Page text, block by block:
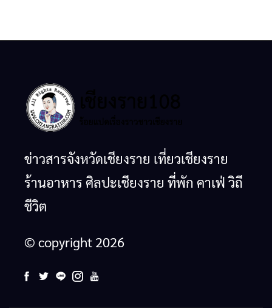
ข่าวสารจังหวัดเชียงราย เที่ยวเชียงราย
ร้านอาหาร ศิลปะเชียงราย ที่พัก คาเฟ่ วิถี
ชีวิต
© copyright 2026